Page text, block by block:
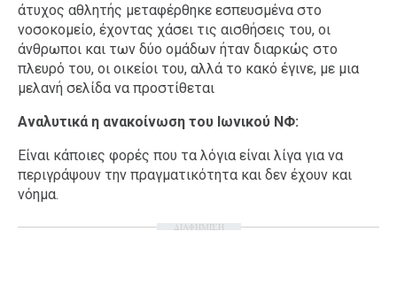
άτυχος αθλητής μεταφέρθηκε εσπευσμένα στο
νοσοκομείο, έχοντας χάσει τις αισθήσεις του, οι
άνθρωποι και των δύο ομάδων ήταν διαρκώς στο
πλευρό του, οι οικείοι του, αλλά το κακό έγινε, με μια
μελανή σελίδα να προστίθεται
Αναλυτικά η ανακοίνωση του Ιωνικού ΝΦ:
Είναι κάποιες φορές που τα λόγια είναι λίγα για να
περιγράψουν την πραγματικότητα και δεν έχουν και
νόημα.
ΔΙΑΦΗΜΙΣΗ